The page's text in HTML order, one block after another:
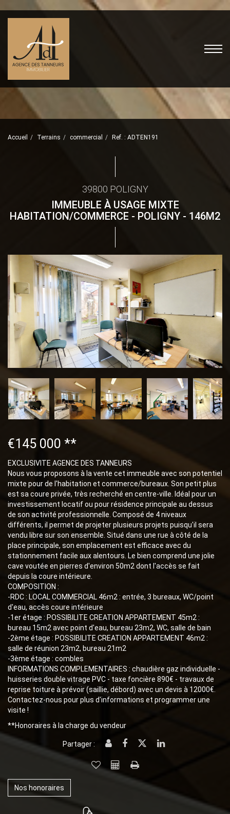
Accueil Terrains commercial Ref. : ADTEN191
39800 POLIGNY
IMMEUBLE À USAGE MIXTE
HABITATION/COMMERCE - POLIGNY - 146M2
€145 000 **
EXCLUSIVITE AGENCE DES TANNEURS
Nous vous proposons à la vente cet immeuble avec son potentiel
mixte pour de l'habitation et commerce/bureaux. Son petit plus
est sa coure privée, très recherché en centre-ville. Idéal pour un
investissement locatif ou pour résidence principale au dessus
de son activité professionnelle. Composé de 4 niveaux
différents, il permet de projeter plusieurs projets puisqu'il sera
vendu libre sur son ensemble. Situé dans une rue à côté de la
place principale, son emplacement est efficace avec du
stationnement facile aux alentours. Le bien comprend une jolie
cave voutée en pierres d'environ 50m2 dont l'accès se fait
depuis la coure intérieure.
COMPOSITION :
-RDC : LOCAL COMMERCIAL 46m2 : entrée, 3 bureaux, WC/point
d'eau, accès coure intérieure
-1er étage : POSSIBILITE CREATION APPARTEMENT 45m2 :
bureau 15m2 avec point d'eau, bureau 23m2, WC, salle de bain
-2ème étage : POSSIBILITE CREATION APPARTEMENT 46m2 :
salle de réunion 23m2, bureau 21m2
-3ème étage : combles
INFORMATIONS COMPLEMENTAIRES : chaudière gaz individuelle -
huisseries double vitrage PVC - taxe foncière 890€ - travaux de
reprise toiture à prévoir (saillie, débord) avec un devis à 12000€.
Contactez-nous pour plus d'informations et programmer une
visite !
**Honoraires à la charge du vendeur
Partager :
Nos honoraires